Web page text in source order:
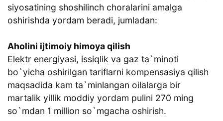
siyosatining shoshilinch choralarini amalga
oshirishda yordam beradi, jumladan:
Aholini ijtimoiy himoya qilish
Elektr energiyasi, issiqlik va gaz ta`minoti
bo`yicha oshirilgan tariflarni kompensasiya qilish
maqsadida kam ta`minlangan oilalarga bir
martalik yillik moddiy yordam pulini 270 ming
so`mdan 1 million so`mgacha oshirish.